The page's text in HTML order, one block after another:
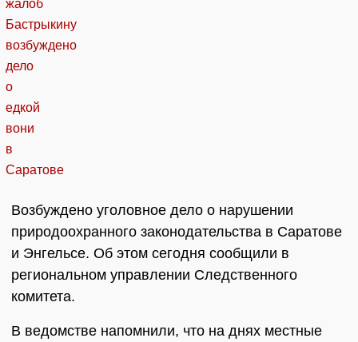
Возбуждено уголовное дело о нарушении
природоохранного законодательства в Саратове
и Энгельсе. Об этом сегодня сообщили в
региональном управлении Следственного
комитета.
В ведомстве напомнили, что на днях местные